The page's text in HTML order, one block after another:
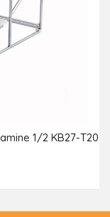
1/2 KB27-T20